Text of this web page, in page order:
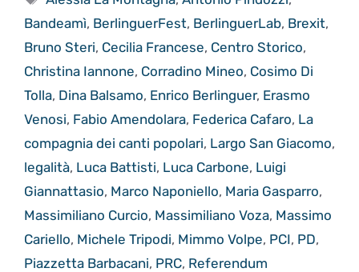
Bandeamì, BerlinguerFest, BerlinguerLab, Brexit,
Bruno Steri, Cecilia Francese, Centro Storico,
Christina Iannone, Corradino Mineo, Cosimo Di
Tolla, Dina Balsamo, Enrico Berlinguer, Erasmo
Venosi, Fabio Amendolara, Federica Cafaro, La
compagnia dei canti popolari, Largo San Giacomo,
legalità, Luca Battisti, Luca Carbone, Luigi
Giannattasio, Marco Naponiello, Maria Gasparro,
Massimiliano Curcio, Massimiliano Voza, Massimo
Cariello, Michele Tripodi, Mimmo Volpe, PCI, PD,
Piazzetta Barbacani, PRC, Referendum